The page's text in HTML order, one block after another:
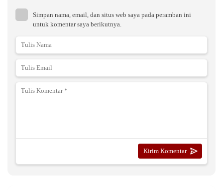
Simpan nama, email, dan situs web saya pada peramban ini
untuk komentar saya berikutnya.